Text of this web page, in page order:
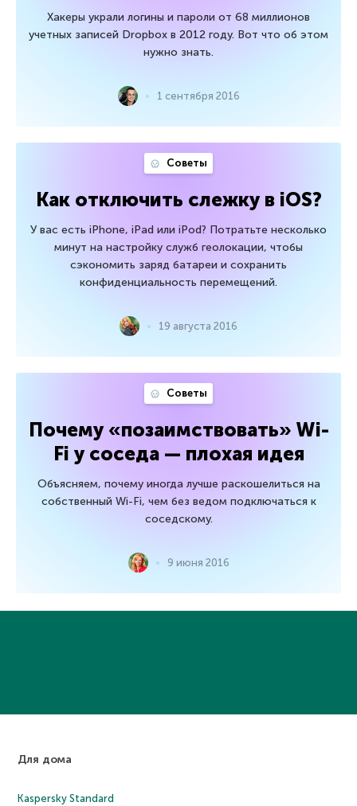
Хакеры украли логины и пароли от 68 миллионов
учетных записей Dropbox в 2012 году. Вот что об этом
нужно знать.
1 сентября 2016
Советы
Как отключить слежку в iOS?
У вас есть iPhone, iPad или iPod? Потратьте несколько
минут на настройку служб геолокации, чтобы
сэкономить заряд батареи и сохранить
конфиденциальность перемещений.
19 августа 2016
Советы
Почему «позаимствовать» Wi-
Fi у соседа — плохая идея
Объясняем, почему иногда лучше раскошелиться на
собственный Wi-Fi, чем без ведом подключаться к
соседскому.
9 июня 2016
Для дома
Kaspersky Standard